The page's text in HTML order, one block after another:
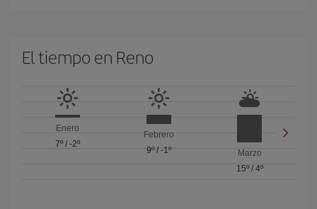
El tiempo en Reno
Enero
7º/ -2º
Febrero
9º/ -1º
Marzo
15º/ 4º